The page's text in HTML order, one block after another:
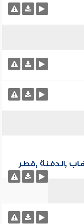
,الدفنة ,قطر